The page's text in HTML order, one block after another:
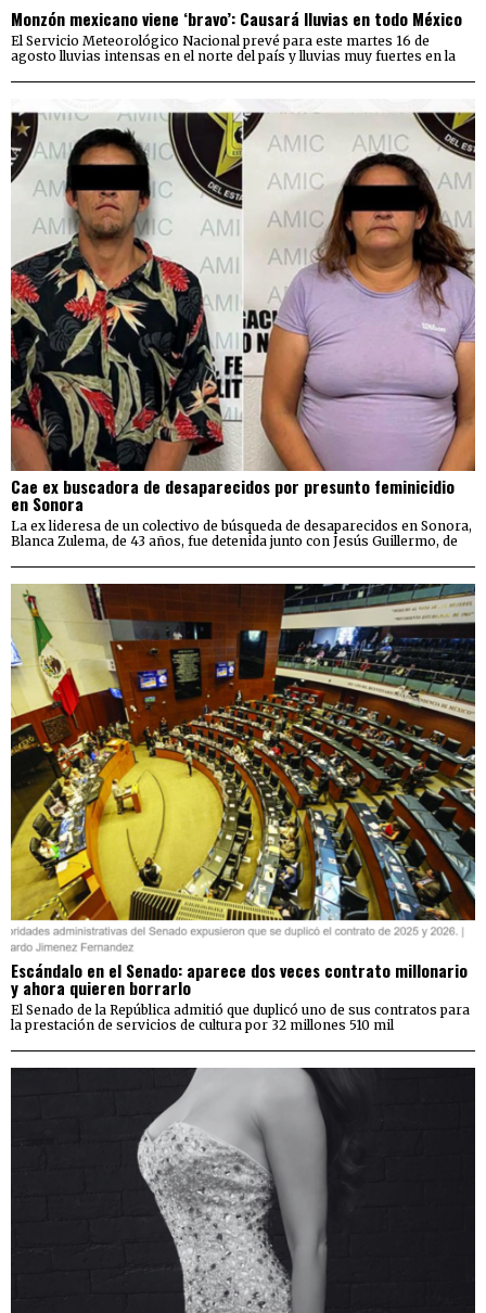
Monzón mexicano viene ‘bravo’: Causará lluvias en todo México
El Servicio Meteorológico Nacional prevé para este martes 16 de
agosto lluvias intensas en el norte del país y lluvias muy fuertes en la
Cae ex buscadora de desaparecidos por presunto feminicidio
en Sonora
La ex lideresa de un colectivo de búsqueda de desaparecidos en Sonora,
Blanca Zulema, de 43 años, fue detenida junto con Jesús Guillermo, de
Escándalo en el Senado: aparece dos veces contrato millonario
y ahora quieren borrarlo
El Senado de la República admitió que duplicó uno de sus contratos para
la prestación de servicios de cultura por 32 millones 510 mil